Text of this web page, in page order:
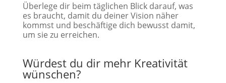
Überlege dir beim täglichen Blick darauf, was
es braucht, damit du deiner Vision näher
kommst und beschäftige dich bewusst damit,
um sie zu erreichen.
Würdest du dir mehr Kreativität
wünschen?